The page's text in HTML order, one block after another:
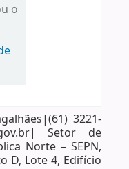
o
3221-
Setor de
Norte – SEPN,
D, Lote 4, Edifício